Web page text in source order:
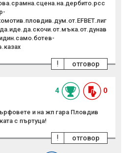
отговор
!
4 0
и на жп гара Пловдив
с пъртуца!
отговор
!